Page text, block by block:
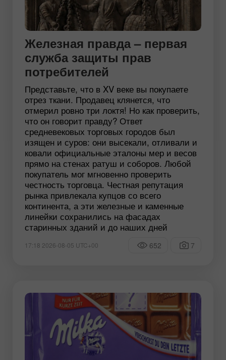
Железная правда – первая
служба защиты прав
потребителей
Представьте, что в XV веке вы покупаете
отрез ткани. Продавец клянется, что
отмерил ровно три локтя! Но как проверить,
что он говорит правду? Ответ
средневековых торговых городов был
изящен и суров: они высекали, отливали и
ковали официальные эталоны мер и весов
прямо на стенах ратуш и соборов. Любой
покупатель мог мгновенно проверить
честность торговца. Честная репутация
рынка привлекала купцов со всего
континента, а эти железные и каменные
линейки сохранились на фасадах
старинных зданий и до наших дней
17:18 2026-08-05 UTC+00 652 7